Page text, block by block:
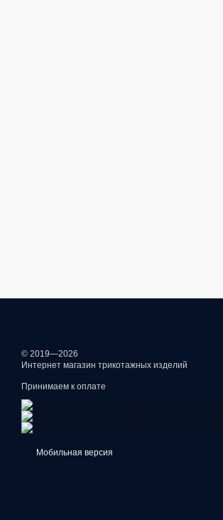
© 2019—2026
Интернет магазин трикотажных изделий
Принимаем к оплате
Мобильная версия